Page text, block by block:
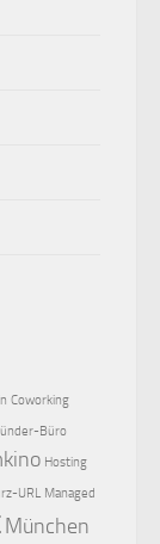
Coworking
Büro
Hosting
URL Managed
München